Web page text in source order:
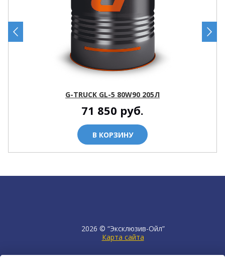
G-TRUCK GL-5 80W90 205Л
71 850 руб.
В КОРЗИНУ
2026 © “Эксклюзив-Ойл”
Карта сайта